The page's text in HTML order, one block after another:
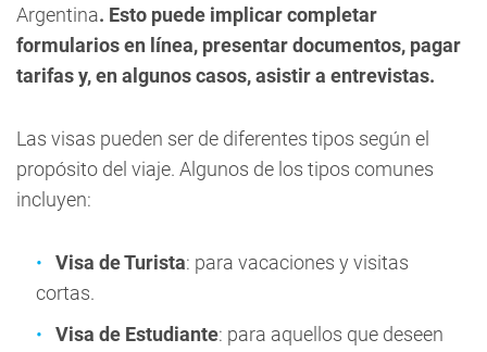
Argentina. Esto puede implicar completar
formularios en línea, presentar documentos, pagar
tarifas y, en algunos casos, asistir a entrevistas.
Las visas pueden ser de diferentes tipos según el
propósito del viaje. Algunos de los tipos comunes
incluyen:
Visa de Turista: para vacaciones y visitas
cortas.
Visa de Estudiante: para aquellos que deseen